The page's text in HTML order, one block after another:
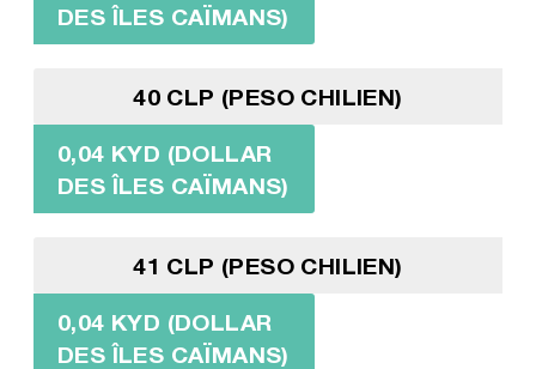
DES ÎLES CAÏMANS)
40 CLP (PESO CHILIEN)
0,04 KYD (DOLLAR
DES ÎLES CAÏMANS)
41 CLP (PESO CHILIEN)
0,04 KYD (DOLLAR
DES ÎLES CAÏMANS)